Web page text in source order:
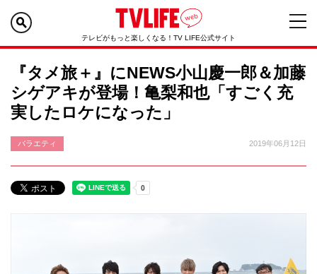
テレビがもっと楽しくなる！TV LIFE公式サイト
『タメ旅＋』にNEWS小山慶一郎＆加藤
シゲアキが登場！亀梨和也「すごく充
実したロケになった」
バラエティ 2019年06月12日